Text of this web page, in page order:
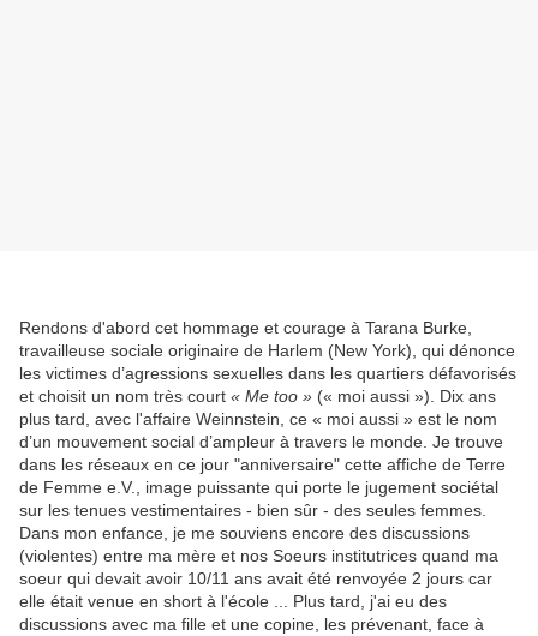
Rendons d'abord cet hommage et courage à Tarana Burke,
travailleuse sociale originaire de Harlem (New York), qui dénonce
les victimes d’agressions sexuelles dans les quartiers défavorisés
et choisit un nom très court « Me too » (« moi aussi »). Dix ans
plus tard, avec l'affaire Weinnstein, ce « moi aussi » est le nom
d’un mouvement social d’ampleur à travers le monde. Je trouve
dans les réseaux en ce jour "anniversaire" cette affiche de Terre
de Femme e.V., image puissante qui porte le jugement sociétal
sur les tenues vestimentaires - bien sûr - des seules femmes.
Dans mon enfance, je me souviens encore des discussions
(violentes) entre ma mère et nos Soeurs institutrices quand ma
soeur qui devait avoir 10/11 ans avait été renvoyée 2 jours car
elle était venue en short à l'école ... Plus tard, j'ai eu des
discussions avec ma fille et une copine, les prévenant, face à